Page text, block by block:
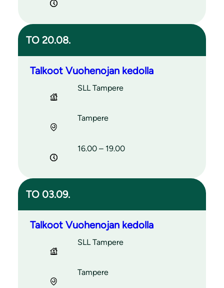
TO 20.08.
Talkoot Vuohenojan kedolla
SLL Tampere
Tampere
16.00 – 19.00
TO 03.09.
Talkoot Vuohenojan kedolla
SLL Tampere
Tampere